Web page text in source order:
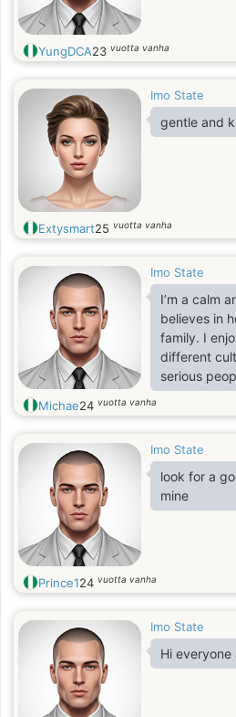
YungDCA23 vuotta vanha
Imo State
gentle and
Extysmart25 vuotta vanha
Imo State
I’m a calm
believes in
family. I
different
serious
connection,
Michae24 vuotta vanha
Imo State
look for a
mine
Prince124 vuotta vanha
Imo State
Hi